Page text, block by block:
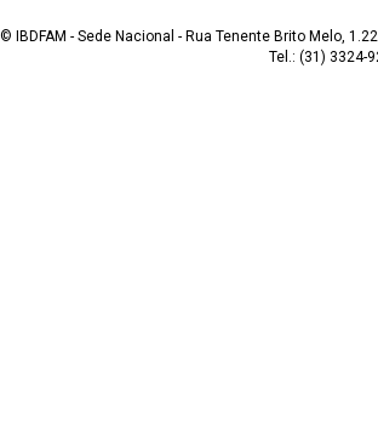
© IBDFAM - Sede Nacional - Rua Tenente Brito Melo,
Tel.: (31) 3324-